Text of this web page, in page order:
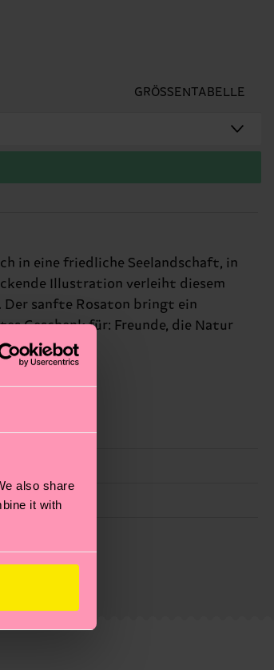
also share
it with
GRÖSSENTABELLE
in eine friedliche Seelandschaft, in
Illustration verleiht diesem
Der sanfte Rosaton bringt ein
Geschenk für: Freunde, die Natur
Emissionen, die richtige Pflege von
beginnt sobald deine Bestellung
in deinem Land abhängt.